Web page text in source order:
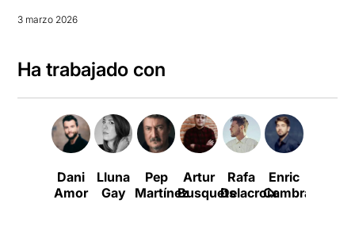
3 marzo 2026
Ha trabajado con
Dani
Amor
Lluna
Gay
Pep
Martínez
Artur
Busquets
Rafa
Delacroix
Enric
Cambray